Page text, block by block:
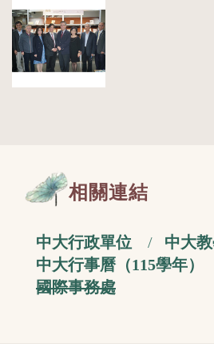
相關連結
中大行政單位
中大
中大行事曆（115學年）
國際事務處